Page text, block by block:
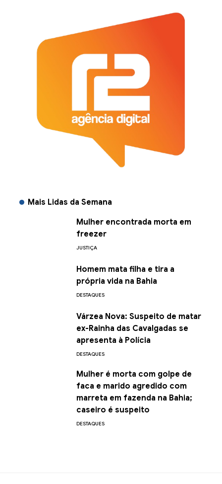
Mais Lidas da Semana
Mulher encontrada morta em
freezer
JUSTIÇA
Homem mata filha e tira a
própria vida na Bahia
DESTAQUES
Várzea Nova: Suspeito de matar
ex-Rainha das Cavalgadas se
apresenta à Polícia
DESTAQUES
Mulher é morta com golpe de
faca e marido agredido com
marreta em fazenda na Bahia;
caseiro é suspeito
DESTAQUES